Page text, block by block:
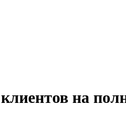
на